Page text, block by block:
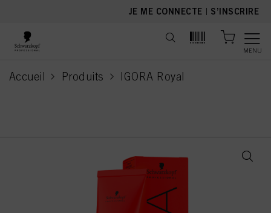
JE ME CONNECTE | S’INSCRIRE
MENU
Accueil Produits IGORA Royal
current page